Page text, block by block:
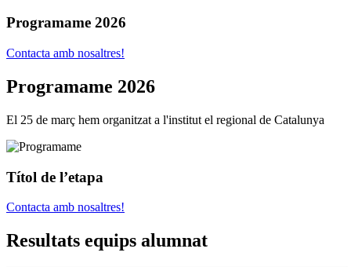
Programame 2026
Contacta amb nosaltres!
Programame 2026
El 25 de març hem organitzat a l'institut el regional de Catalunya
Títol de l’etapa
Contacta amb nosaltres!
Resultats equips alumnat